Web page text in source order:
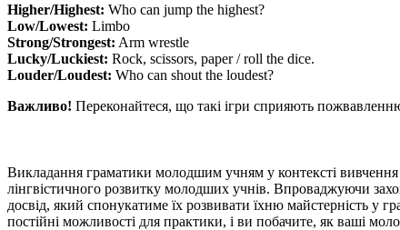
Higher/Highest: Who can jump the highest?
Low/Lowest: Limbo
Strong/Strongest: Arm wrestle
Lucky/Luckiest: Rock, scissors, paper / roll the dice.
Louder/Loudest: Who can shout the loudest?
Важливо! Переконайтеся, що такі ігри сприяють
Викладання граматики молодшим учням у контексті вивчення
лінгвістичного розвитку молодших учнів. Впроваджуючи
досвід, який спонукатиме їх розвивати їхню майстерність у
постійні можливості для практики, і ви побачите, як ваші